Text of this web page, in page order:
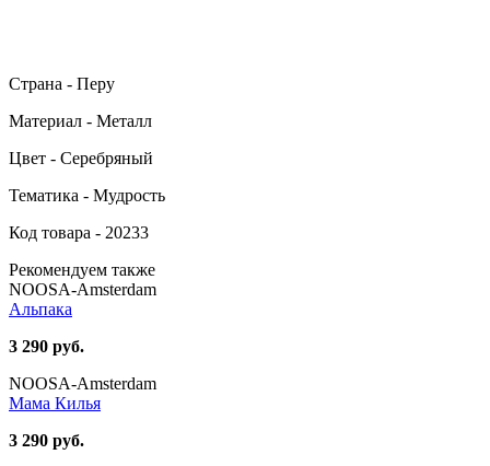
Страна - Перу
Материал - Металл
Цвет - Серебряный
Тематика - Мудрость
Код товара - 20233
Рекомендуем также
NOOSA-Amsterdam
Альпака
3 290 руб.
NOOSA-Amsterdam
Мама Килья
3 290 руб.